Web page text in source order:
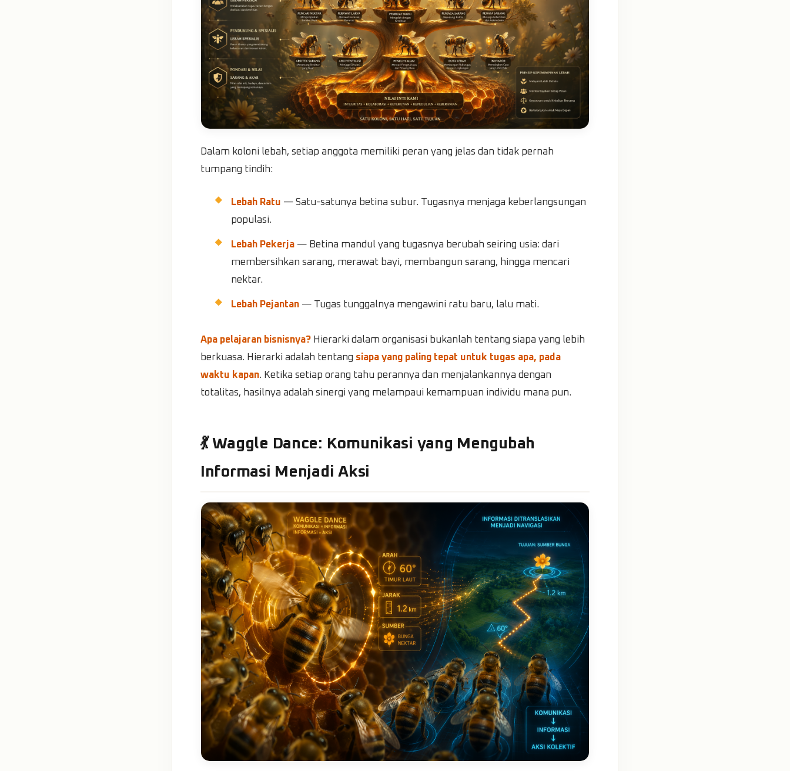
Dalam koloni lebah, setiap anggota memiliki peran yang jelas dan tidak pernah
tumpang tindih:
Lebah Ratu — Satu-satunya betina subur. Tugasnya menjaga keberlangsungan
populasi.
Lebah Pekerja — Betina mandul yang tugasnya berubah seiring usia: dari
membersihkan sarang, merawat bayi, membangun sarang, hingga mencari
nektar.
Lebah Pejantan — Tugas tunggalnya mengawini ratu baru, lalu mati.
Apa pelajaran bisnisnya? Hierarki dalam organisasi bukanlah tentang siapa yang lebih
berkuasa. Hierarki adalah tentang siapa yang paling tepat untuk tugas apa, pada
waktu kapan. Ketika setiap orang tahu perannya dan menjalankannya dengan
totalitas, hasilnya adalah sinergi yang melampaui kemampuan individu mana pun.
💃 Waggle Dance: Komunikasi yang Mengubah
Informasi Menjadi Aksi